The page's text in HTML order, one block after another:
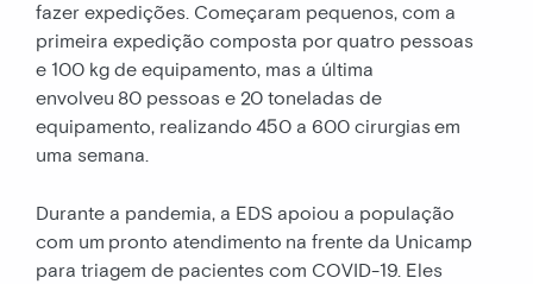
fazer expedições. Começaram pequenos, com a
primeira expedição composta por quatro pessoas
e 100 kg de equipamento, mas a última
envolveu 80 pessoas e 20 toneladas de
equipamento, realizando 450 a 600 cirurgias em
uma semana.
Durante a pandemia, a EDS apoiou a população
com um pronto atendimento na frente da Unicamp
para triagem de pacientes com COVID-19. Eles